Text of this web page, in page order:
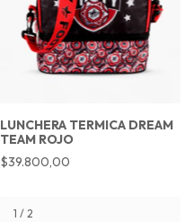
LUNCHERA TERMICA DREAM
TEAM ROJO
$39.800,00
1 / 2